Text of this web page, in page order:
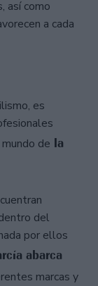
así como
a cada
es
de la
del
por ellos
abarca
marcas y